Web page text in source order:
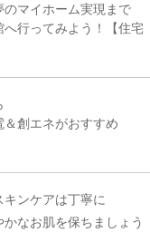
のマイホーム実現まで
行ってみよう！【住宅
創エネがおすすめ
ンケアは丁寧に
かなお肌を保ちましょう